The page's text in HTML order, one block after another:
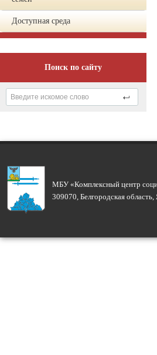
Доступная среда
Поиск по сайту
МБУ «Комплексный центр
309070, Белгородская